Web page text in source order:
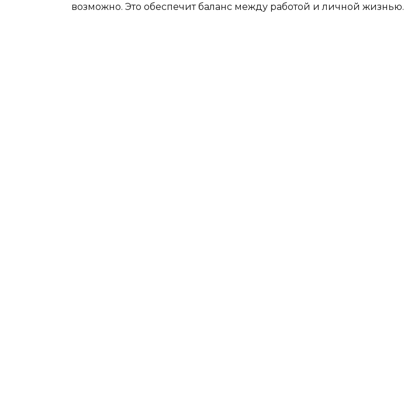
возможно. Это обеспечит баланс между работой и личной жизнью.